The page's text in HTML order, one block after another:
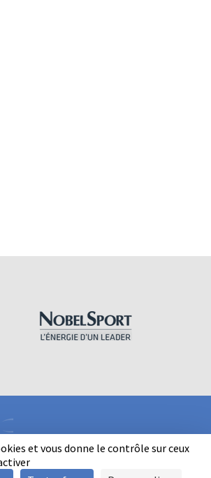
et vous donne le contrôle sur ceux